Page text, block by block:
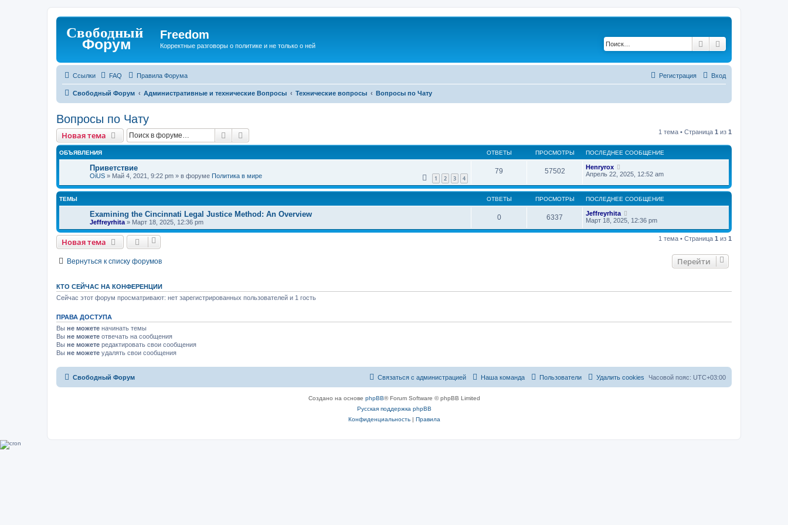
Freedom
Корректные разговоры о политике и не только о ней Поиск
Ссылки FAQ Правила Форума Вход
Регистрация
Свободный Форум Административные и технические Вопросы Технические вопросы Вопросы по Чату
Вопросы по Чату
Новая тема Поиск 1 тема • Страница 1 из 1
ОБЪЯВЛЕНИЯ ОТВЕТЫ ПРОСМОТРЫ ПОСЛЕДНЕЕ СООБЩЕНИЕ
Приветствие
OiUS » Май 4, 2021, 9:22 pm » в форуме Политика в мире 1 2 3 4
79 57502
Henryrox
Апрель 22, 2025, 12:52 am
ТЕМЫ ОТВЕТЫ ПРОСМОТРЫ ПОСЛЕДНЕЕ СООБЩЕНИЕ
Examining the Cincinnati Legal Justice Method: An Overview
Jeffreyrhita » Март 18, 2025, 12:36 pm
0 6337
Jeffreyrhita
Март 18, 2025, 12:36 pm
Новая тема 1 тема • Страница 1 из 1
Вернуться к списку форумов Перейти
КТО СЕЙЧАС НА КОНФЕРЕНЦИИ
Сейчас этот форум просматривают: нет зарегистрированных пользователей и 1 гость
ПРАВА ДОСТУПА
Вы не можете начинать темы
Вы не можете отвечать на сообщения
Вы не можете редактировать свои сообщения
Вы не можете удалять свои сообщения
Свободный Форум Часовой пояс: UTC+03:00
Удалить cookies
Пользователи
Наша команда
Связаться с администрацией
Создано на основе phpBB® Forum Software © phpBB Limited
Русская поддержка phpBB
Конфиденциальность| Правила